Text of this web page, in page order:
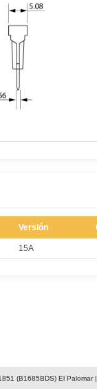
Versión
15A
(B1685BDS) El